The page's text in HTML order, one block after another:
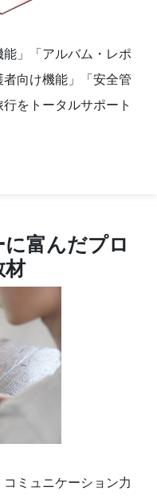
能」「アルバム・レポ
向け機能」「安全管
をトータルサポート
富んだプロ
材
ミュニケーション力